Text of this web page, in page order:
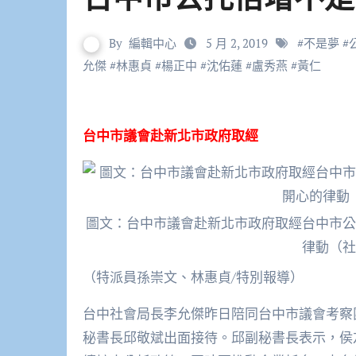
By 編輯中心 5 月 2, 2019 #不是夢 #
允傑 #林惠貞 #楊正中 #沈佑蓮 #盧秀燕 #黃仁
台中市議會赴新北市政府取經
圖文：台中市議會赴新北市政府取經台中市
律動（
（特派員孫崇文、林惠貞/特別報導）
台中社會局長李允傑昨日陪同台中市議會考
秘書長邱敬斌出面接待。邱副秘書長表示，